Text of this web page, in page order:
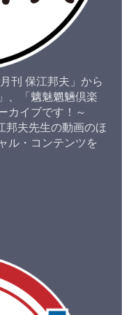
刊 保江邦夫」から
、「魑魅魍魎倶楽
カイブです！～
邦夫先生の動画のほ
ル・コンテンツを